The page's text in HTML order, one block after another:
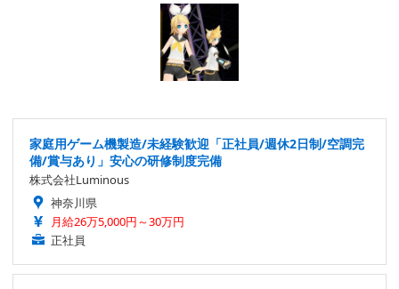
家庭用ゲーム機製造/未経験歓迎「正社員/週休2日制/空調完
備/賞与あり」安心の研修制度完備
株式会社Luminous
神奈川県
月給26万5,000円～30万円
正社員